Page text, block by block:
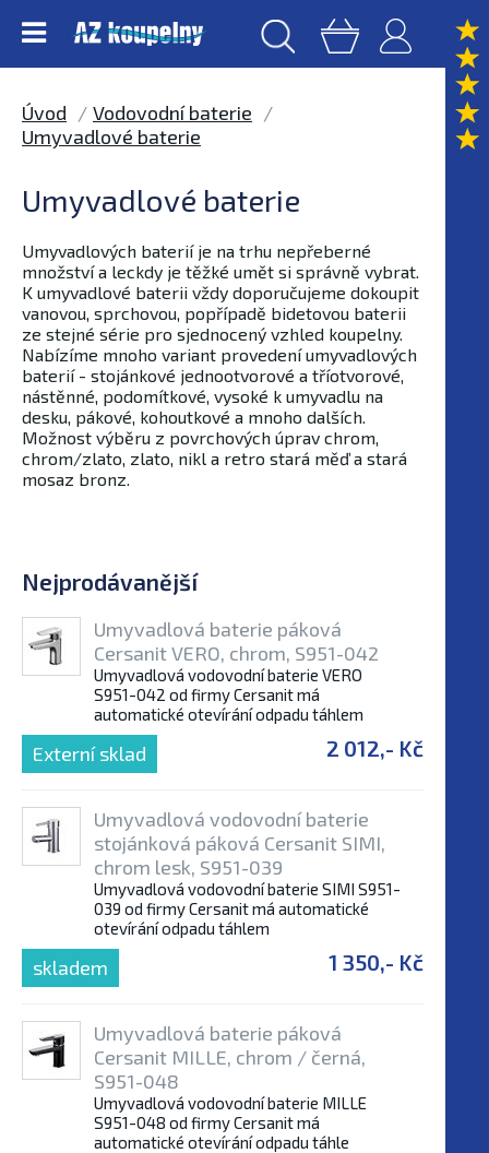
Úvod
Vodovodní baterie
Umyvadlové baterie
Umyvadlové baterie
Umyvadlových baterií je na trhu nepřeberné
množství a leckdy je těžké umět si správně vybrat.
K umyvadlové baterii vždy doporučujeme dokoupit
vanovou, sprchovou, popřípadě bidetovou baterii
ze stejné série pro sjednocený vzhled koupelny.
Nabízíme mnoho variant provedení umyvadlových
baterií - stojánkové jednootvorové a tříotvorové,
nástěnné, podomítkové, vysoké k umyvadlu na
desku, pákové, kohoutkové a mnoho dalších.
Možnost výběru z povrchových úprav chrom,
chrom/zlato, zlato, nikl a retro stará měď a stará
mosaz bronz.
Nejprodávanější
Umyvadlová baterie páková
Cersanit VERO, chrom, S951-042
Umyvadlová vodovodní baterie VERO
S951-042 od firmy Cersanit má
automatické otevírání odpadu táhlem
Externí sklad 2 012,- Kč
Umyvadlová vodovodní baterie
stojánková páková Cersanit SIMI,
chrom lesk, S951-039
Umyvadlová vodovodní baterie SIMI S951-
039 od firmy Cersanit má automatické
otevírání odpadu táhlem
skladem 1 350,- Kč
Umyvadlová baterie páková
Cersanit MILLE, chrom / černá,
S951-048
Umyvadlová vodovodní baterie MILLE
S951-048 od firmy Cersanit má
automatické otevírání odpadu táhle